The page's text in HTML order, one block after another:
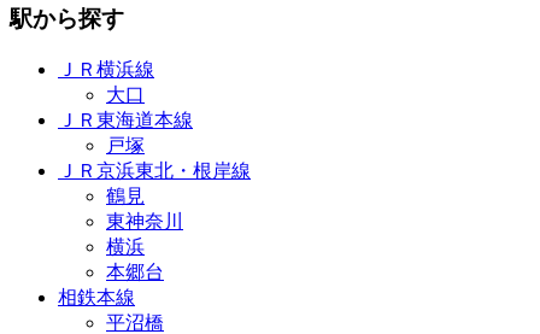
駅から探す
ＪＲ横浜線
大口
ＪＲ東海道本線
戸塚
ＪＲ京浜東北・根岸線
鶴見
東神奈川
横浜
本郷台
相鉄本線
平沼橋